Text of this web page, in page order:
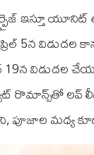
ఇస్తూ
5న విడుదల
విడుదల
రొమాన్స్‌తో ల‌వ్
మధ్య